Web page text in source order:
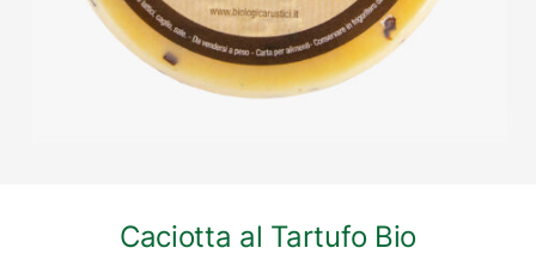
Caciotta al Tartufo Bio